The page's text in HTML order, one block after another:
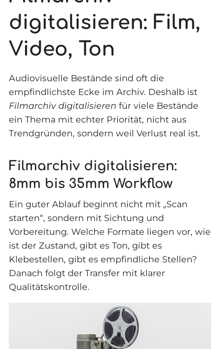
digitalisieren: Film,
Video, Ton
Audiovisuelle Bestände sind oft die
empfindlichste Ecke im Archiv. Deshalb ist
Filmarchiv digitalisieren für viele Bestände
ein Thema mit echter Priorität, nicht aus
Trendgründen, sondern weil Verlust real ist.
Filmarchiv digitalisieren:
8mm bis 35mm Workflow
Ein guter Ablauf beginnt nicht mit „Scan
starten“, sondern mit Sichtung und
Vorbereitung. Welche Formate liegen vor, wie
ist der Zustand, gibt es Ton, gibt es
Klebestellen, gibt es empfindliche Stellen?
Danach folgt der Transfer mit klarer
Qualitätskontrolle.